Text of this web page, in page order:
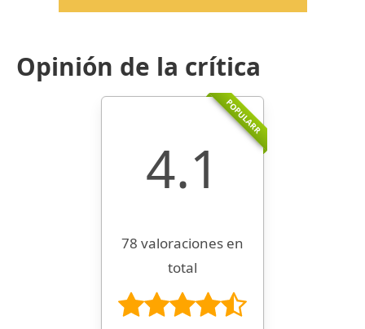
Opinión de la crítica
POPULARR
4.1
78 valoraciones en
total